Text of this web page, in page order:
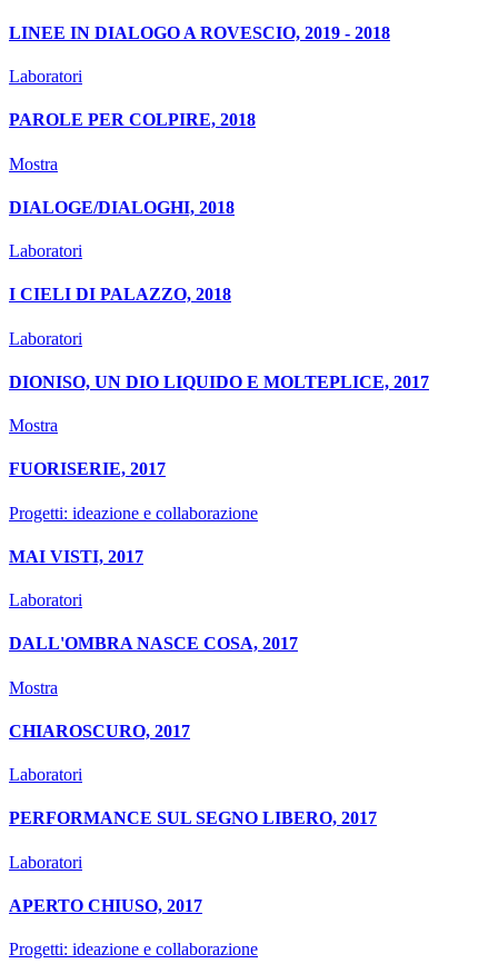
LINEE IN DIALOGO A ROVESCIO, 2019 - 2018
Laboratori
PAROLE PER COLPIRE, 2018
Mostra
DIALOGE/DIALOGHI, 2018
Laboratori
I CIELI DI PALAZZO, 2018
Laboratori
DIONISO, UN DIO LIQUIDO E MOLTEPLICE, 2017
Mostra
FUORISERIE, 2017
Progetti: ideazione e collaborazione
MAI VISTI, 2017
Laboratori
DALL'OMBRA NASCE COSA, 2017
Mostra
CHIAROSCURO, 2017
Laboratori
PERFORMANCE SUL SEGNO LIBERO, 2017
Laboratori
APERTO CHIUSO, 2017
Progetti: ideazione e collaborazione